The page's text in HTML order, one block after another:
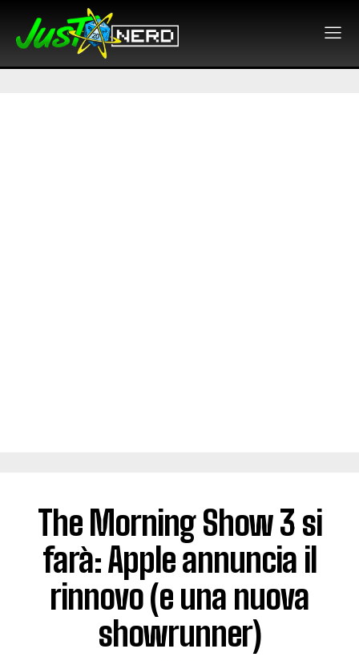
The Morning Show 3 si
farà: Apple annuncia il
rinnovo (e una nuova
showrunner)